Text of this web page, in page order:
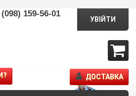
(098) 159-56-01
УВІЙТИ
ДОСТАВКА